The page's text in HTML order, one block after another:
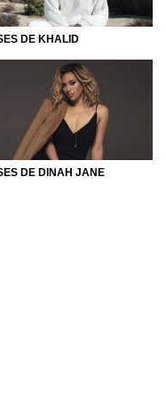
divertir!
DE KHALID
DE DINAH JANE